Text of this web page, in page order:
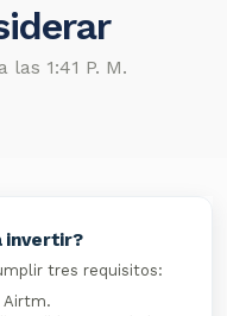
las 1:41 P. M.
invertir?
tres requisitos:
Airtm.